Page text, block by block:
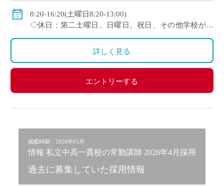
・30歳(教諭・配偶者あり)：約660万円
・40歳(教諭・配偶者及び子２人)：約860万円
・50歳(教諭・配偶者及び子２人)：約940万円
◇賞与：有(過去実績3.55ヶ月分＋30万円)
◇保険：私学共済、雇用保険、労災保険
8:20-16:20(土曜日8:20-13:00)
◇休日：第二土曜日、日曜日、祝日、その他学校が定
詳しく見る
エントリーする
掲載時期：2026年03月
情報 私立中高一貫校の常勤講師 2026年4月採用
過去に募集していた採用情報